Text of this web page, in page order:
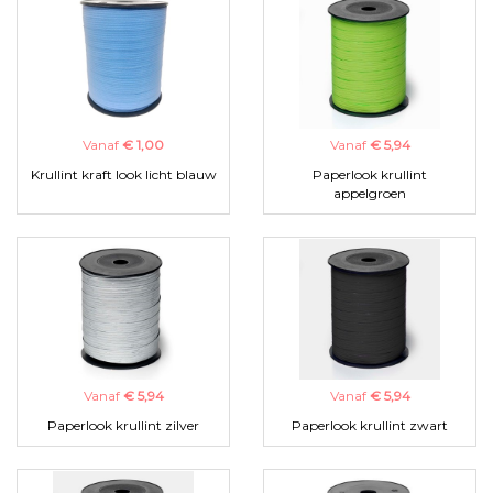
Vanaf € 1,00
Krullint kraft look licht blauw
Vanaf € 5,94
Paperlook krullint
appelgroen
Vanaf € 5,94
Paperlook krullint zilver
Vanaf € 5,94
Paperlook krullint zwart